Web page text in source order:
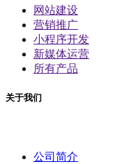
网站建设
营销推广
小程序开发
新媒体运营
所有产品
关于我们
公司简介